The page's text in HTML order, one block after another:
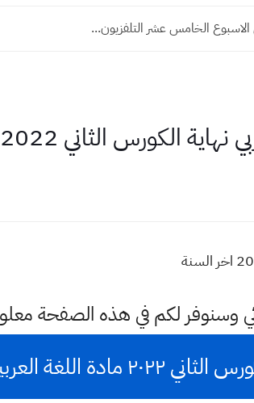
الخامس عشر التلفزيون...
الثاني 2022 اخر السنة
وسنوفر لكم في هذه الصفحة
اللغة العربية